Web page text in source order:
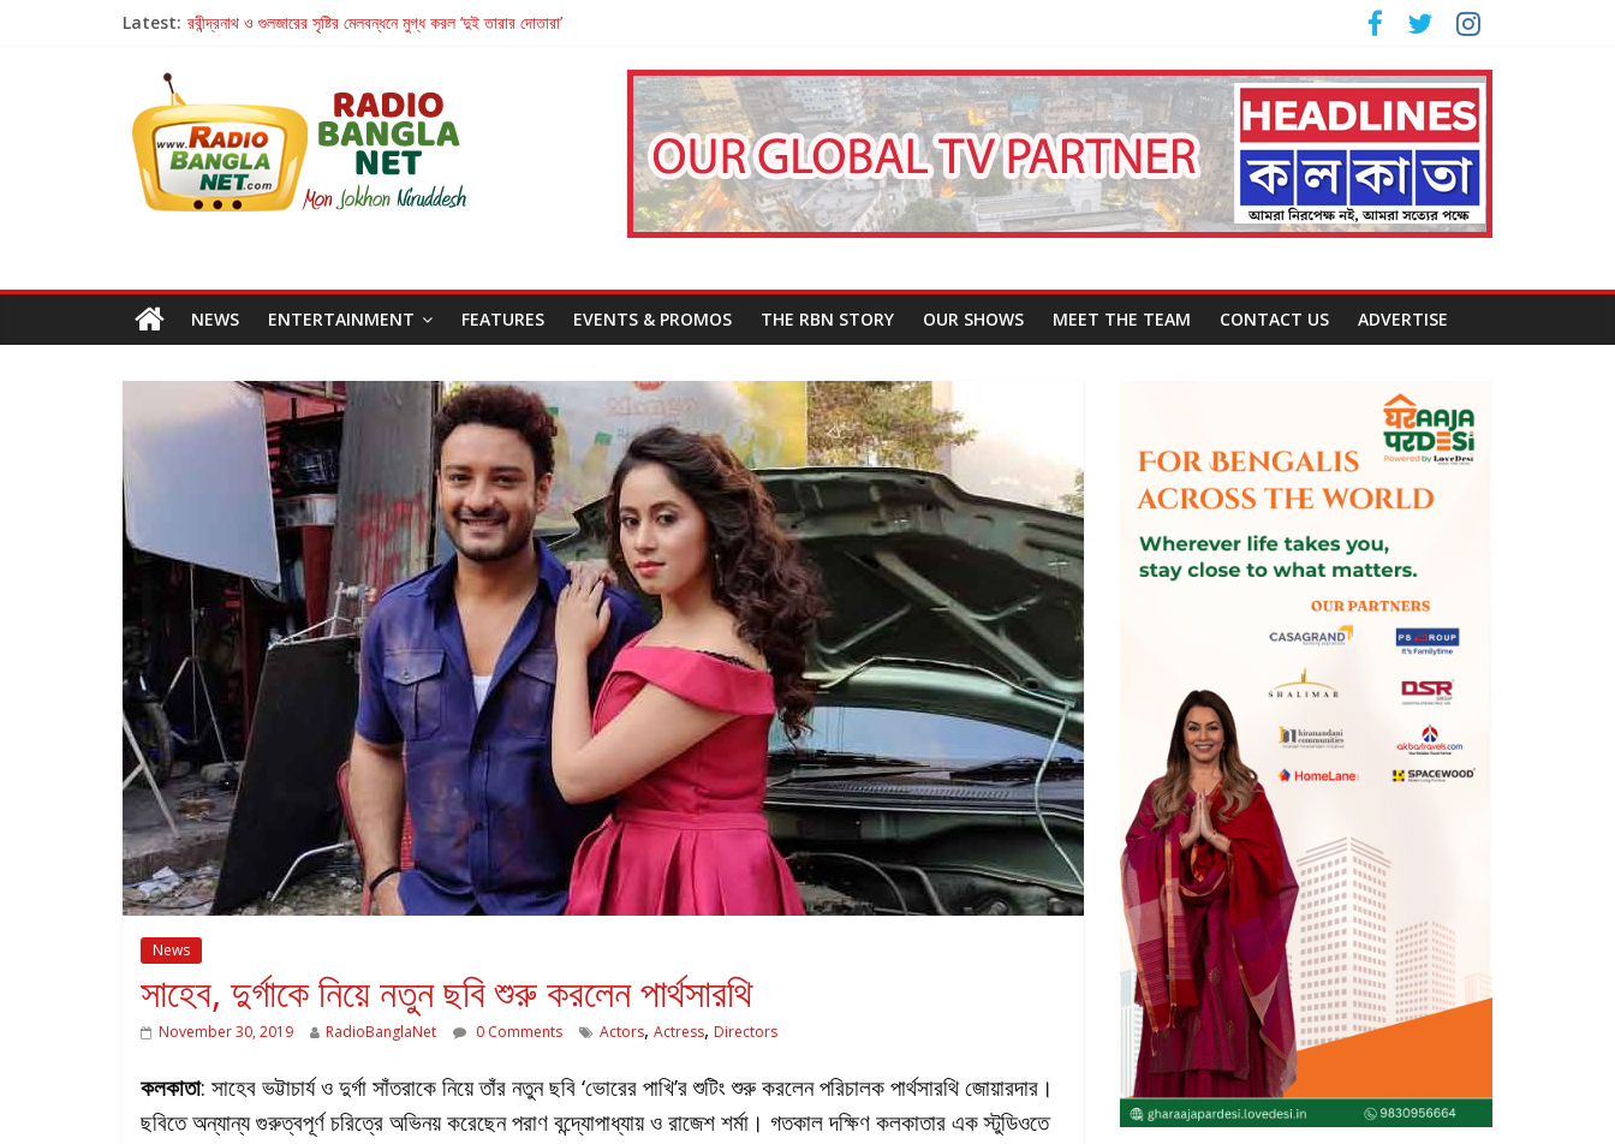
Latest: রবীন্দ্রনাথ ও গুলজারের সৃষ্টির মেলবন্ধনে মুগ্ধ করল ‘দুই তারার দোতারা’
Retribution: A Thought-Provoking Short Film That Challenges Our Understanding of Justice
হাওয়া বদলের টলিউডে ‘তুমি এলে তাই’
NEWS ENTERTAINMENT FEATURES EVENTS & PROMOS THE RBN STORY OUR SHOWS MEET THE TEAM CONTACT US ADVERTISE
News
সাহেব, দুর্গাকে নিয়ে নতুন ছবি শুরু করলেন পার্থসারথি
November 30, 2019 RadioBanglaNet 0 Comments Actors, Actress, Directors
কলকাতা: সাহেব ভট্টাচার্য ও দুর্গা সাঁতরাকে নিয়ে তাঁর নতুন ছবি ‘ভোরের পাখি’র শুটিং শুরু করলেন পরিচালক পার্থসারথি জোয়ারদার।
ছবিতে অন্যান্য গুরুত্বপূর্ণ চরিত্রে অভিনয় করেছেন পরাণ বন্দ্যোপাধ্যায় ও রাজেশ শর্মা। গতকাল দক্ষিণ কলকাতার এক স্টুডিওতে